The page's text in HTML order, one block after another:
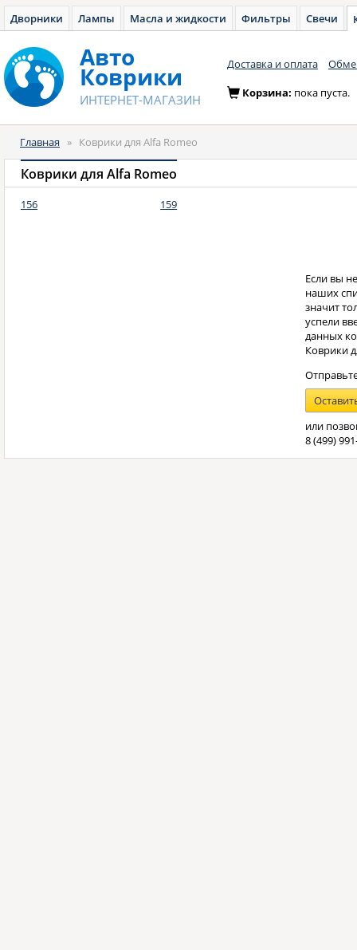
Дворники Лампы Масла и жидкости Фильтры Свечи
Авто
Коврики
ИНТЕРНЕТ-МАГАЗИН
Доставка и оплата
Корзина: пока пуста.
Главная » Коврики для Alfa Romeo
Коврики для Alfa Romeo
156 159
Если вы
наших
значит
успели
данных
Коврики
или
8 (499)